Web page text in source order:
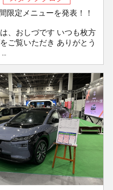
限定メニューを発表！！
、おしづです いつも枚方
ご覧いただき ありがとう